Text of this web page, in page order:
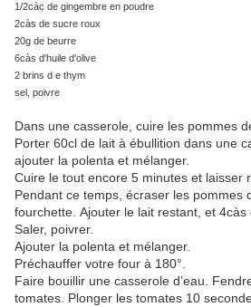
1/2càc de gingembre en poudre
2càs de sucre roux
20g de beurre
6càs d'huile d'olive
2 brins d e thym
sel, poivre
Dans une casserole, cuire les pommes
Porter 60cl de lait à ébullition dans une
ajouter la polenta et mélanger.
Cuire le tout encore 5 minutes et laisser
Pendant ce temps, écraser les pommes
fourchette. Ajouter le lait restant, et 4càs
Saler, poivrer.
Ajouter la polenta et mélanger.
Préchauffer votre four à 180°.
Faire bouillir une casserole d’eau.
tomates. Plonger les tomates 10